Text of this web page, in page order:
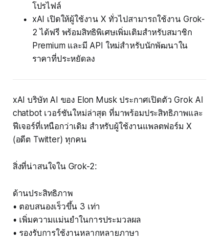
โปรไฟล์
xAI เปิดให้ผู้ใช้งาน X ทั่วไปสามารถใช้งาน Grok-
2 ได้ฟรี พร้อมสิทธิพิเศษเพิ่มเติมสำหรับสมาชิก
Premium และมี API ใหม่สำหรับนักพัฒนาใน
ราคาที่ประหยัดลง
xAI บริษัท AI ของ Elon Musk ประกาศเปิดตัว Grok AI
chatbot เวอร์ชันใหม่ล่าสุด ที่มาพร้อมประสิทธิภาพและ
ฟีเจอร์ที่เหนือกว่าเดิม สำหรับผู้ใช้งานแพลตฟอร์ม X
(อดีต Twitter) ทุกคน
สิ่งที่น่าสนใจใน Grok-2:
ด้านประสิทธิภาพ
• ตอบสนองเร็วขึ้น 3 เท่า
• เพิ่มความแม่นยำในการประมวลผล
• รองรับการใช้งานหลากหลายภาษา